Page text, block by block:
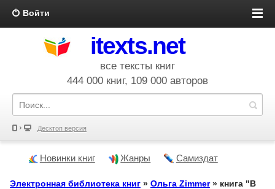
Войти
itexts.net
все тексты книг
444 000 книг, 109 000 авторов
Десктоп версия
Новинки книг Жанры Самиздат
Электронная библиотека книг » Ольга Zimmer» книга "В